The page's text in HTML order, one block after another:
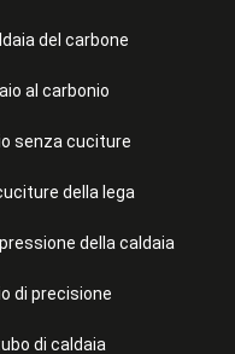
del carbone
al carbonio
senza cuciture
della lega
della caldaia
di precisione
di caldaia